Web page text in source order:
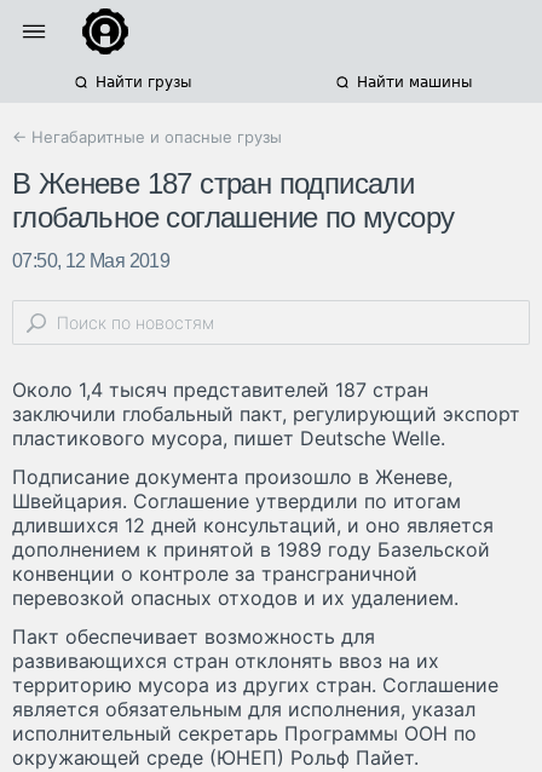
Найти грузы Найти машины
← Негабаритные и опасные грузы
В Женеве 187 стран подписали
глобальное соглашение по мусору
07:50, 12 Мая 2019
Около 1,4 тысяч представителей 187 стран
заключили глобальный пакт, регулирующий экспорт
пластикового мусора, пишет Deutsche Welle.
Подписание документа произошло в Женеве,
Швейцария. Соглашение утвердили по итогам
длившихся 12 дней консультаций, и оно является
дополнением к принятой в 1989 году Базельской
конвенции о контроле за трансграничной
перевозкой опасных отходов и их удалением.
Пакт обеспечивает возможность для
развивающихся стран отклонять ввоз на их
территорию мусора из других стран. Соглашение
является обязательным для исполнения, указал
исполнительный секретарь Программы ООН по
окружающей среде (ЮНЕП) Рольф Пайет.